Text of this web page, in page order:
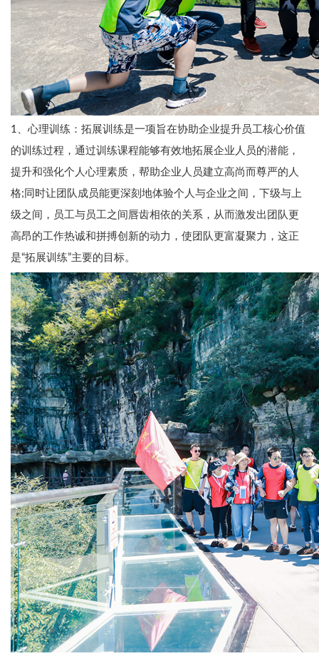
1、心理训练：拓展训练是一项旨在协助企业提升员工核心价值
的训练过程，通过训练课程能够有效地拓展企业人员的潜能，
提升和强化个人心理素质，帮助企业人员建立高尚而尊严的人
格;同时让团队成员能更深刻地体验个人与企业之间，下级与上
级之间，员工与员工之间唇齿相依的关系，从而激发出团队更
高昂的工作热诚和拼搏创新的动力，使团队更富凝聚力，这正
是“拓展训练”主要的目标。